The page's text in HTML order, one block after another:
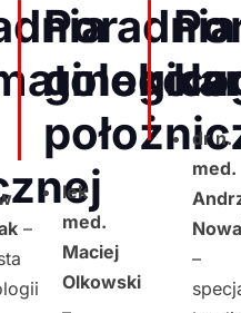
–
Poradnia
lek
med.
Maciej
Olkowski
dr n.
med.
–